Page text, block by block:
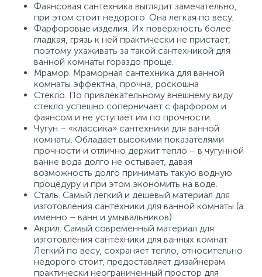
Фаянсовая сантехника выглядит замечательно,
при этом стоит недорого. Она легкая по весу.
Фарфоровые изделия. Их поверхность более
гладкая, грязь к ней практически не пристает,
поэтому ухаживать за такой сантехникой для
ванной комнаты гораздо проще.
Мрамор. Мраморная сантехника для ванной
комнаты эффектна, прочна, роскошна
Стекло. По привлекательному внешнему виду
стекло успешно соперничает с фарфором и
фаянсом и не уступает им по прочности.
Чугун – «классика» сантехники для ванной
комнаты. Обладает высокими показателями
прочности и отлично держит тепло – в чугунной
ванне вода долго не остывает, давая
возможность долго принимать такую водную
процедуру и при этом экономить на воде.
Сталь. Самый легкий и дешевый материал для
изготовления сантехники для ванной комнаты (а
именно – ванн и умывальников)
Акрил. Самый современный материал для
изготовления сантехники для ванных комнат.
Легкий по весу, сохраняет тепло, относительно
недорого стоит, предоставляет дизайнерам
практически неограниченный простор для
Системы контроля протечки воды